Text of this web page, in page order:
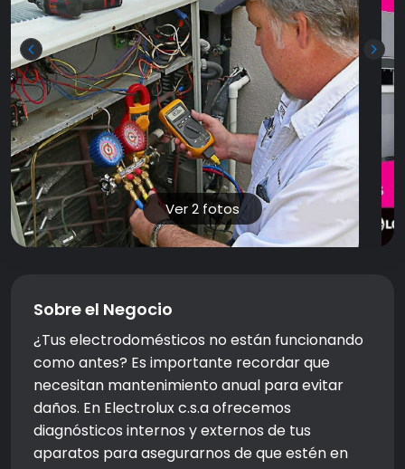
Ver 2 fotos
Sobre el Negocio
¿Tus electrodomésticos no están funcionando
como antes? Es importante recordar que
necesitan mantenimiento anual para evitar
daños. En Electrolux c.s.a ofrecemos
diagnósticos internos y externos de tus
aparatos para asegurarnos de que estén en